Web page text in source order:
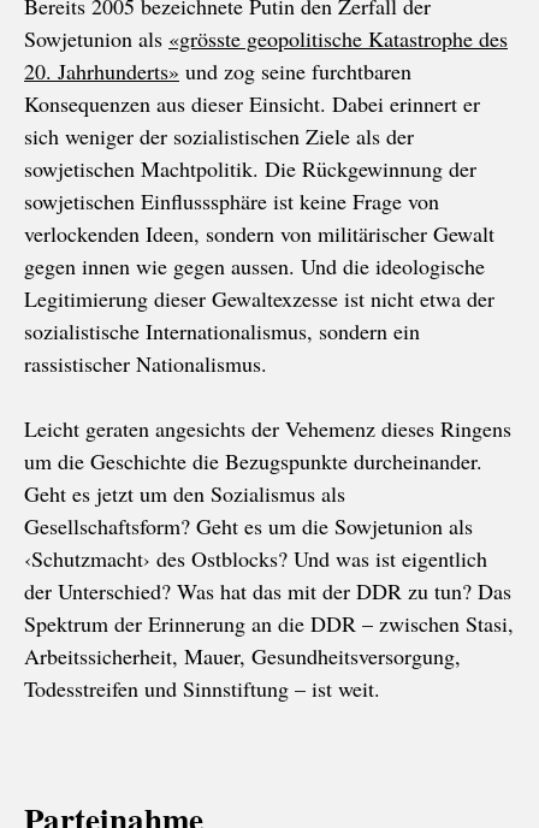
Bereits 2005 bezeichnete Putin den Zerfall der
Sowjetunion als «grösste geopolitische Katastrophe des
20. Jahrhunderts» und zog seine furchtbaren
Konsequenzen aus dieser Einsicht. Dabei erinnert er
sich weniger der sozialistischen Ziele als der
sowjetischen Machtpolitik. Die Rückgewinnung der
sowjetischen Einflusssphäre ist keine Frage von
verlockenden Ideen, sondern von militärischer Gewalt
gegen innen wie gegen aussen. Und die ideologische
Legitimierung dieser Gewaltexzesse ist nicht etwa der
sozialistische Internationalismus, sondern ein
rassistischer Nationalismus.
Leicht geraten angesichts der Vehemenz dieses Ringens
um die Geschichte die Bezugspunkte durcheinander.
Geht es jetzt um den Sozialismus als
Gesellschaftsform? Geht es um die Sowjetunion als
‹Schutzmacht› des Ostblocks? Und was ist eigentlich
der Unterschied? Was hat das mit der DDR zu tun? Das
Spektrum der Erinnerung an die DDR – zwischen Stasi,
Arbeitssicherheit, Mauer, Gesundheitsversorgung,
Todesstreifen und Sinnstiftung – ist weit.